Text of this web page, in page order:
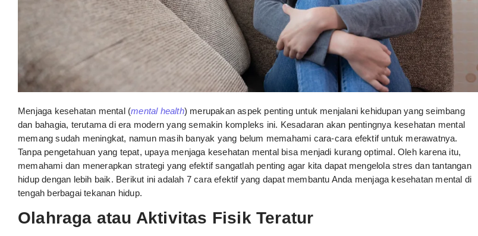
Menjaga kesehatan mental (mental health) merupakan aspek penting untuk menjalani kehidupan yang seimbang
dan bahagia, terutama di era modern yang semakin kompleks ini. Kesadaran akan pentingnya kesehatan mental
memang sudah meningkat, namun masih banyak yang belum memahami cara-cara efektif untuk merawatnya.
Tanpa pengetahuan yang tepat, upaya menjaga kesehatan mental bisa menjadi kurang optimal. Oleh karena itu,
memahami dan menerapkan strategi yang efektif sangatlah penting agar kita dapat mengelola stres dan tantangan
hidup dengan lebih baik. Berikut ini adalah 7 cara efektif yang dapat membantu Anda menjaga kesehatan mental di
tengah berbagai tekanan hidup.
Olahraga atau Aktivitas Fisik Teratur